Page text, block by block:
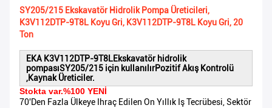
SY205/215 Ekskavatör Hidrolik Pompa Üreticileri,
K3V112DTP-9T8L Koyu Gri, K3V112DTP-9T8L Koyu Gri, 20
Ton
EKA K3V112DTP-9T8LEkskavatör hidrolik
pompasıSY205/215 için kullanılırPozitif Akış Kontrolü
,Kaynak Üreticiler.
Stokta var.%100 YENİ
70'den Fazla Ülkeye Ihraç Edilen On Yıllık Iş Tecrübesi, Sektör